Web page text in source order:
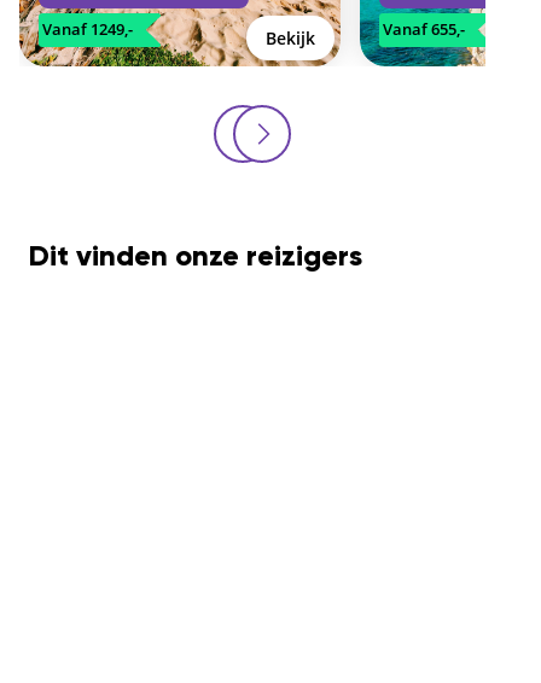
Vanaf 1249,- Bekijk Vanaf 655,-
Dit vinden onze reizigers